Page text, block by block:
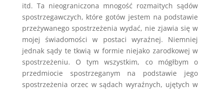
itd. Ta nieograniczona mnogość rozmaitych sądów
spostrzegawczych, które gotów jestem na podstawie
przeżywanego spostrzeżenia wydać, nie zjawia się w
mojej świadomości w postaci wyraźnej. Niemniej
jednak sądy te tkwią w formie niejako zarodkowej w
spostrzeżeniu. O tym wszystkim, co mógłbym o
przedmiocie spostrzeganym na podstawie jego
spostrzeżenia orzec w sądach wyraźnych, ujętych w